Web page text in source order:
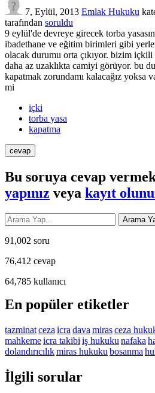
7, Eylül, 2013 Emlak Hukuku
tarafından soruldu
9 eylül'de devreye girecek torba
ibadethane ve eğitim birimleri gibi
olacak durumu orta çıkıyor. bizim içkili
daha az uzaklıkta camiyi görüyor. bu
kapatmak zorundamı kalacağız yoksa
mi
içki
torba yasa
kapatma
Bu soruya cevap
yapınız veya kayıt
91,002 soru
76,412 cevap
64,785 kullanıcı
En popüler etiketler
tazminatceza icra dava mirasceza
mahkemeicra takibi iş hukuku nafaka
dolandırıcılıkmiras hukuku bosanma
İlgili sorular